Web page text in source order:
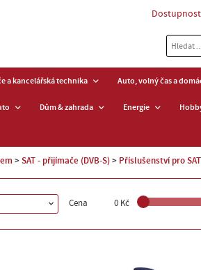
a kancelářská technika Auto, volný čas a
Dům & zahrada Energie
SAT - přijímače (DVB-S) Příslušenství pro
Cena 0 Kč